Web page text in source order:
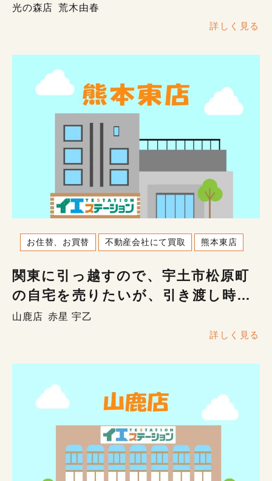
光の森店 荒木由春
詳しく見る
お住替、お買替 不動産会社にて買取 熊本東店
関東に引っ越すので、宇土市松原町
の自宅を売りたいが、引き渡し時期
や段取りを知りたい
山鹿店 赤星 宇乙
詳しく見る